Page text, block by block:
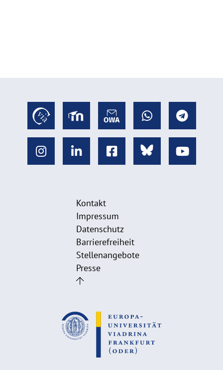
Kontakt
Impressum
Datenschutz
Barrierefreiheit
Stellenangebote
Presse